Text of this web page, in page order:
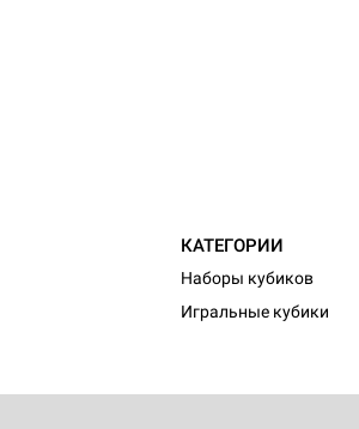
КАТЕГОРИИ
Наборы кубиков
Игральные кубики